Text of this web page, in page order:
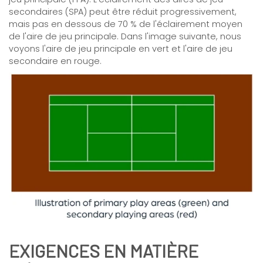
secondaires (SPA) peut être réduit progressivement,
mais pas en dessous de 70 % de l'éclairement moyen
de l'aire de jeu principale. Dans l'image suivante, nous
voyons l'aire de jeu principale en vert et l'aire de jeu
secondaire en rouge.
EXIGENCES EN MATIÈRE